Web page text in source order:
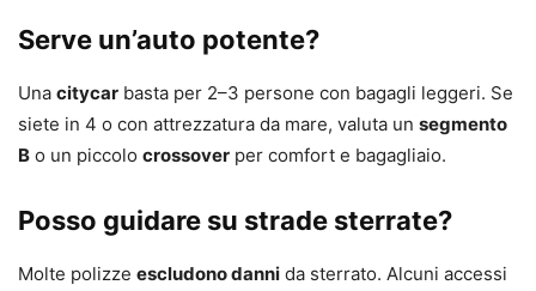
Serve un’auto potente?
Una citycar basta per 2–3 persone con bagagli leggeri. Se
siete in 4 o con attrezzatura da mare, valuta un segmento
B o un piccolo crossover per comfort e bagagliaio.
Posso guidare su strade sterrate?
Molte polizze escludono danni da sterrato. Alcuni accessi